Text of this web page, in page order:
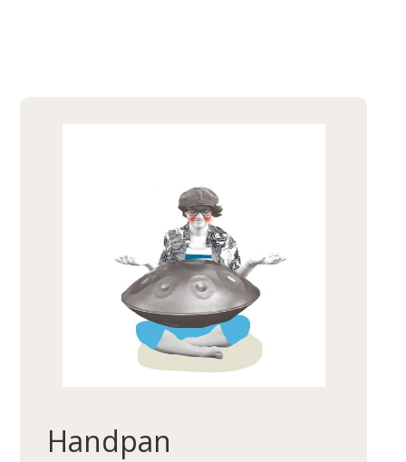
Handpan